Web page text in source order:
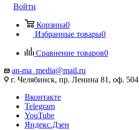
Войти
Корзина0
Избранные товары0
Сравнение товаров0
an-ma_media@mail.ru
г. Челябинск, пр. Ленина 81, оф. 504
Вконтакте
Telegram
YouTube
Яндекс.Дзен